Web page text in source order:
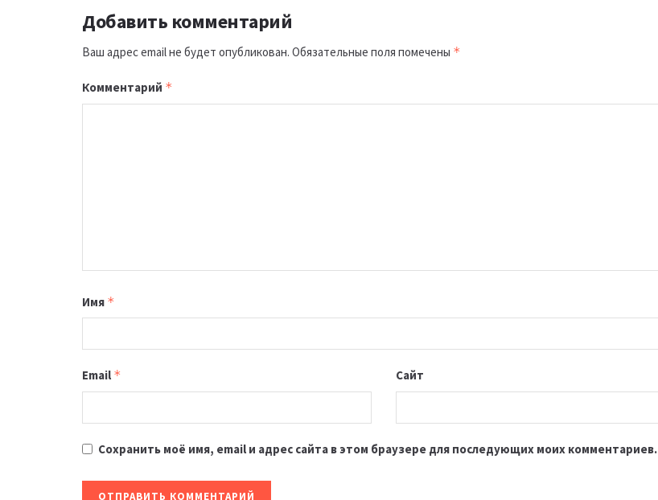
Добавить комментарий
Ваш адрес email не будет опубликован. Обязательные поля помечены *
Комментарий *
Имя *
Email * Сайт
Сохранить моё имя, email и адрес сайта в этом браузере для последующих моих комментариев.